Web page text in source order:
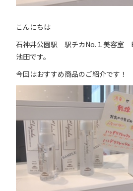
こんにちは
石神井公園駅 駅チカNo.１美容室
池田です。
今回はおすすめ商品のご紹介です！